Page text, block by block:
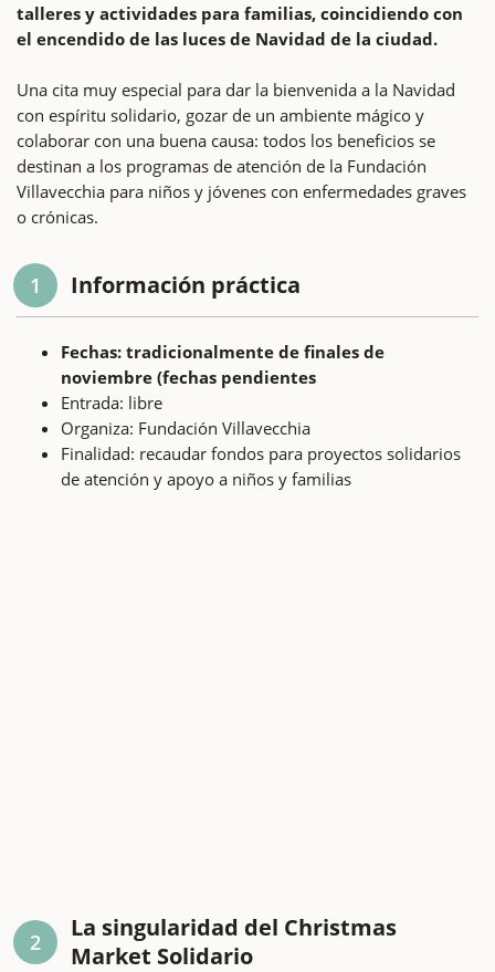
talleres y actividades para familias, coincidiendo con
el encendido de las luces de Navidad de la ciudad.
Una cita muy especial para dar la bienvenida a la Navidad
con espíritu solidario, gozar de un ambiente mágico y
colaborar con una buena causa: todos los beneficios se
destinan a los programas de atención de la Fundación
Villavecchia para niños y jóvenes con enfermedades graves
o crónicas.
1 Información práctica
Fechas: tradicionalmente de finales de
noviembre (fechas pendientes
Entrada: libre
Organiza: Fundación Villavecchia
Finalidad: recaudar fondos para proyectos solidarios
de atención y apoyo a niños y familias
2
La singularidad del Christmas
Market Solidario